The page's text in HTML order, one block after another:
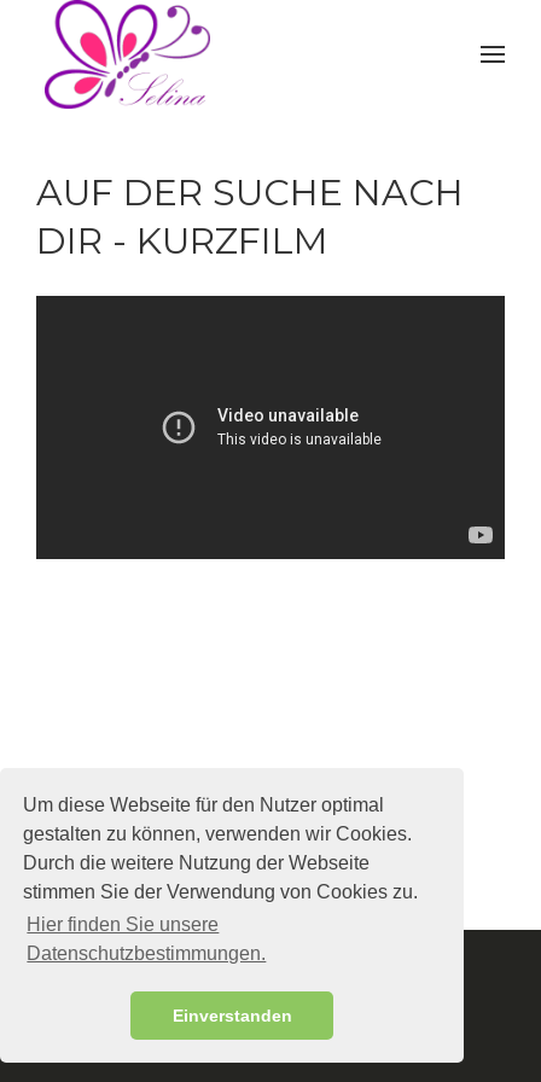
Um diese Webseite für den Nutzer optimal
gestalten zu können, verwenden wir Cookies.
Durch die weitere Nutzung der Webseite
stimmen Sie der Verwendung von Cookies zu.
Hier finden Sie unsere
Datenschutzbestimmungen.
Einverstanden
AUF DER SUCHE NACH
DIR - KURZFILM